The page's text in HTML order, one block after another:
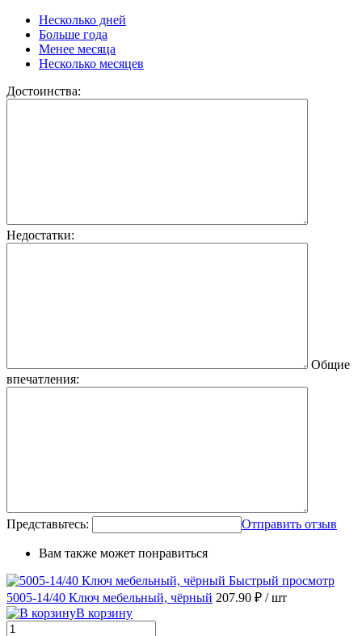
Несколько дней
Больше года
Менее месяца
Несколько месяцев
Достоинства:
Недостатки:
Общие
впечатления:
Представьтесь: Отправить отзыв
Вам также может понравиться
Быстрый просмотр
5005-14/40 Ключ мебельный, чёрный 207.90 ₽ / шт
В корзину